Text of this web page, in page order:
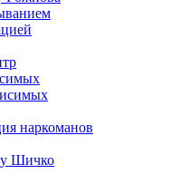
наркоманов
Шичко